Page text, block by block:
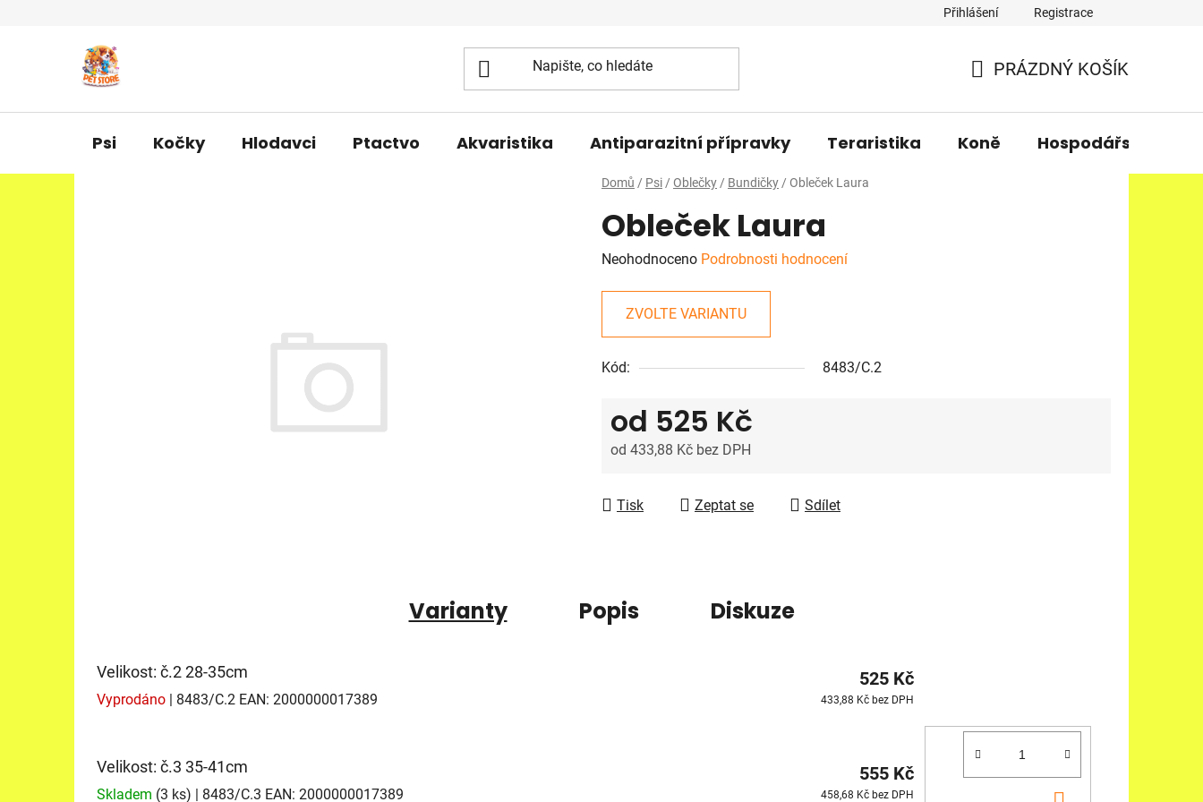
Přihlášení Registrace
KOŠÍK
PRÁZDNÝ KOŠÍK
Psi Kočky Hlodavci Ptactvo Akvaristika Antiparazitní přípravky Teraristika Koně Hospodářská
Domů / Psi / Oblečky / Bundičky / Obleček Laura
Obleček Laura
Průměrné
produktu
hvězdiček.
Neohodnoceno Podrobnosti hodnocení
ZVOLTE VARIANTU
Kód: 8483/C.2
od 525 Kč
od 433,88 Kč bez DPH
Tisk
Zeptat se Sdílet
Varianty Popis Diskuze
Velikost: č.2 28-35cm
Vyprodáno | 8483/C.2 EAN: 2000000017389
525 Kč
433,88 Kč bez DPH
Velikost: č.3 35-41cm
Skladem (3 ks) | 8483/C.3 EAN: 2000000017389
555 Kč
458,68 Kč bez DPH